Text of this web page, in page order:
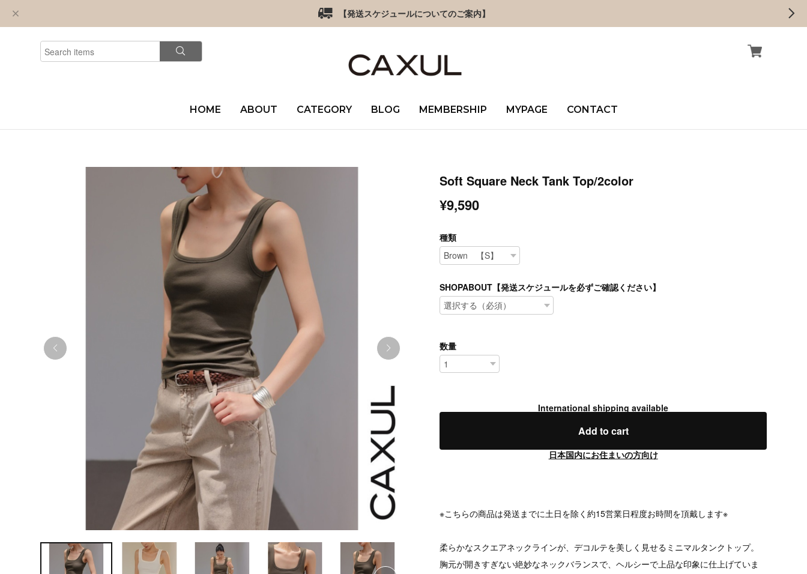
【発送スケジュールについてのご案内】
HOME ABOUT CATEGORY BLOG MEMBERSHIP MYPAGE CONTACT
Soft Square Neck Tank Top/2color
¥9,590
種類
SHOPABOUT【発送スケジュールを必ずご確認ください】
数量
International shipping available
Add to cart
日本国内にお住まいの方向け
※こちらの商品は発送までに土日を除く約15営業日程度お時間を頂戴します※
柔らかなスクエアネックラインが、デコルテを美しく見せるミニマルタンクトップ。
胸元が開きすぎない絶妙なネックバランスで、ヘルシーで上品な印象に仕上げていま